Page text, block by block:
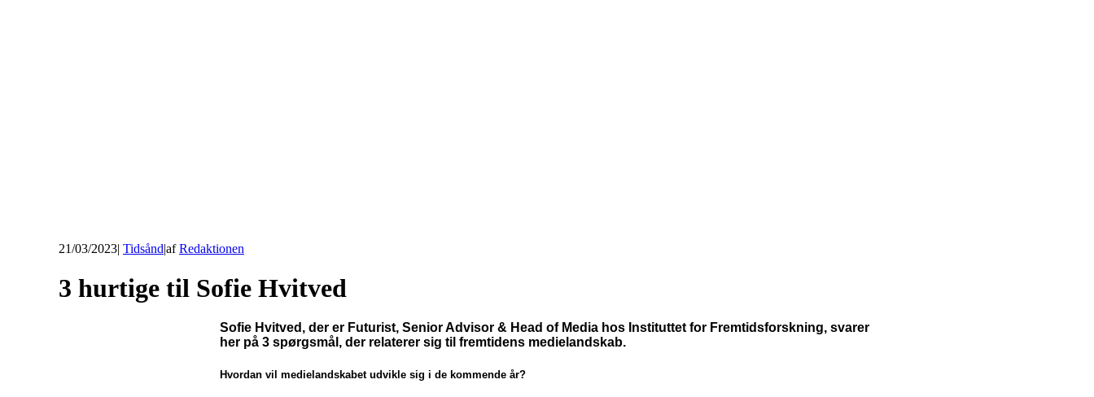
21/03/2023| Tidsånd|afRedaktionen
3 hurtige til Sofie Hvitved
Sofie Hvitved, der er Futurist, Senior Advisor & Head of Media hos Instituttet for Fremtidsforskning, svarer
her på 3 spørgsmål, der relaterer sig til fremtidens medielandskab.
Hvordan vil medielandskabet udvikle sig i de kommende år?